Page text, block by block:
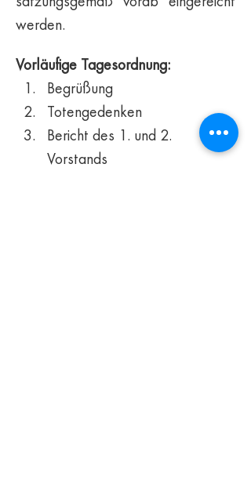
werden.
Vorläufige Tagesordnung:
Begrüßung
Totengedenken
Bericht des 1. und 2.
Vorstands